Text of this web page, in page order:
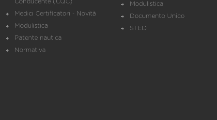
Conducente (CQC)
Medici Certificatori - Novità
Modulistica
Patente nautica
Normativa
Modulistica
Documento Unico
STED